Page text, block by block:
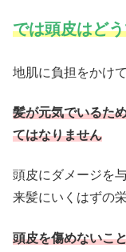
では頭皮はど
地肌に負担をかけ
髪が元気でいるた
てはなりません
頭皮にダメージを
来髪にいくはずの
頭皮を傷めないこ